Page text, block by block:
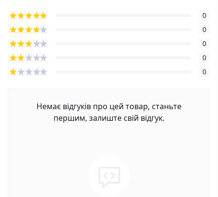
0
0
0
0
0
Немає відгуків про цей товар, станьте
першим, залиште свій відгук.